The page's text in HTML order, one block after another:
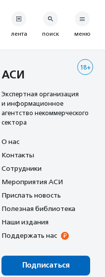
лента поиск меню
18+
АСИ
Экспертная организация
и информационное
агентство некоммерческого
сектора
О нас
Контакты
Сотрудники
Мероприятия АСИ
Прислать новость
Полезная библиотека
Наши издания
Поддержать нас
Подписаться